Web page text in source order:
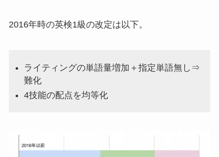
2016年時の英検1級の改定は以下。
ライティングの単語量増加＋指定単語無し⇒
難化
4技能の配点を均等化